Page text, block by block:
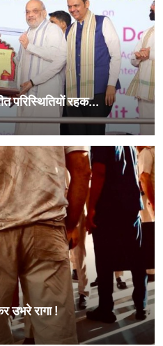
परिस्थितियों रहक...
उभरे रागा !